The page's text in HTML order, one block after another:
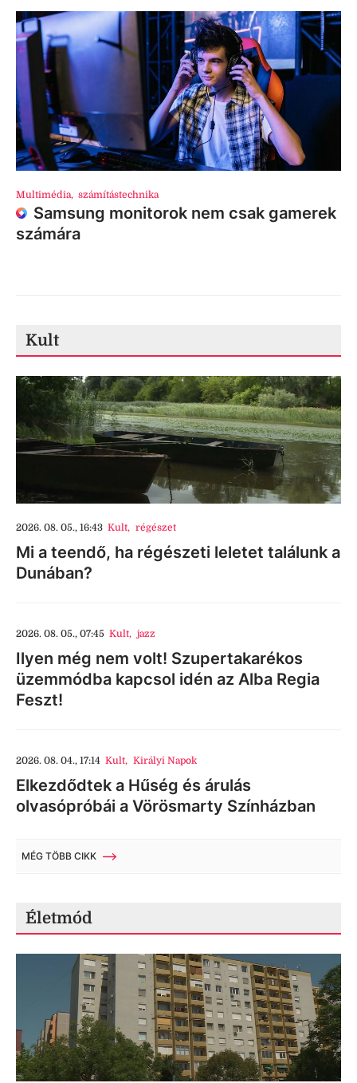
Multimédia, számítástechnika
Samsung monitorok nem csak gamerek
számára
Kult
2026. 08. 05., 16:43 Kult, régészet
Mi a teendő, ha régészeti leletet találunk a
Dunában?
2026. 08. 05., 07:45 Kult, jazz
Ilyen még nem volt! Szupertakarékos
üzemmódba kapcsol idén az Alba Regia
Feszt!
2026. 08. 04., 17:14 Kult, Királyi Napok
Elkezdődtek a Hűség és árulás
olvasópróbái a Vörösmarty Színházban
MÉG TÖBB CIKK
Életmód